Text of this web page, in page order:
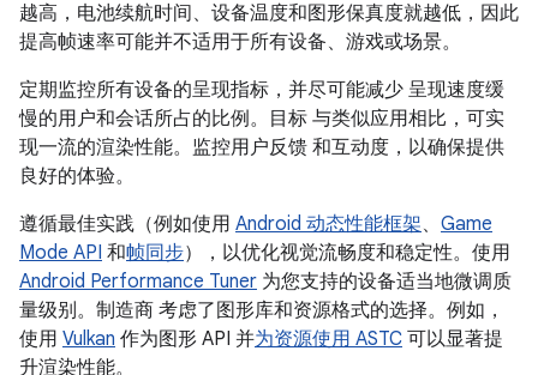
越高，电池续航时间、设备温度和图形保真度就越低，因此
提高帧速率可能并不适用于所有设备、游戏或场景。
定期监控所有设备的呈现指标，并尽可能减少 呈现速度缓
慢的用户和会话所占的比例。目标 与类似应用相比，可实
现一流的渲染性能。监控用户反馈 和互动度，以确保提供
良好的体验。
遵循最佳实践（例如使用 Android 动态性能框架、 Game
Mode API 和帧同步），以优化视觉流畅度和稳定性。使用
Android Performance Tuner 为您支持的设备适当地微调质
量级别。制造商 考虑了图形库和资源格式的选择。例如，
使用 Vulkan 作为图形 API 并为资源使用 ASTC 可以显著提
升渲染性能。